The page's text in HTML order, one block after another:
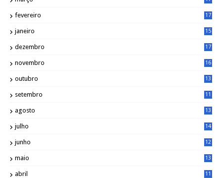
fevereiro
17
janeiro
15
dezembro
17
novembro
16
outubro
13
setembro
11
agosto
13
julho
14
junho
12
maio
13
abril
11